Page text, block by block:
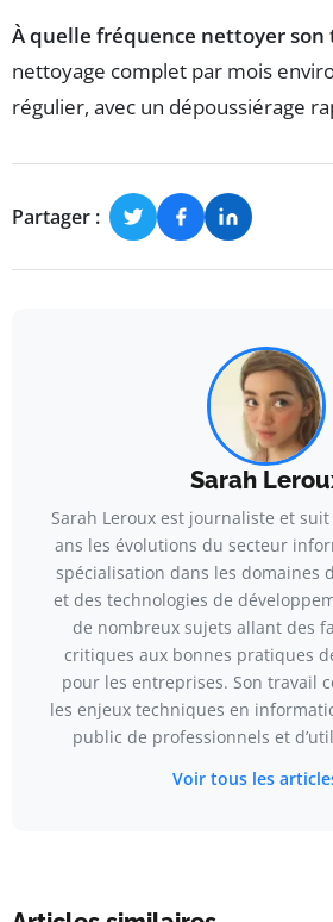
À quelle fréquence nettoyer son
nettoyage complet par mois
régulier, avec un dépoussiérage
Partager :
Sarah
Sarah Leroux est journaliste et
ans les évolutions du secteur
spécialisation dans les domaines
et des technologies de
de nombreux sujets allant des
critiques aux bonnes pratiques
pour les entreprises. Son travail
les enjeux techniques en
public de professionnels et
Voir tous les